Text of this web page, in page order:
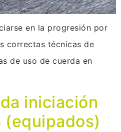
en la progresión por
correctas técnicas de
de uso de cuerda en
iniciación
(equipados)